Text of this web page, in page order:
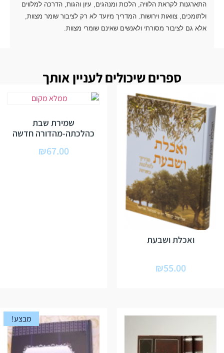
התארגנות לקראת הלוויה, הלכות ומנהגים, עיון והגות, הדרכה למלווים
ולתומכים, צוואות וירושות. המדריך מיועד לא רק לציבור שומר מצוות,
אלא גם לציבור מסורתי ולאנשים שאינם שומרי מצוות.
ספרים שיכולים לעניין אותך
ואכלת ושבעת
₪55.00
שמירת שבת
כהלכתה-מהדורה חדשה
₪67.00
מבצע!